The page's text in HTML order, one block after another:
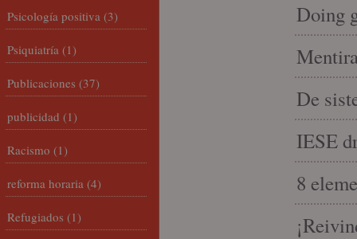
Doing
De
IESE
8
Psicología positiva (3)
Psiquiatría (1)
Publicaciones (37)
publicidad (1)
Racismo (1)
reforma horaria (4)
Refugiados (1)